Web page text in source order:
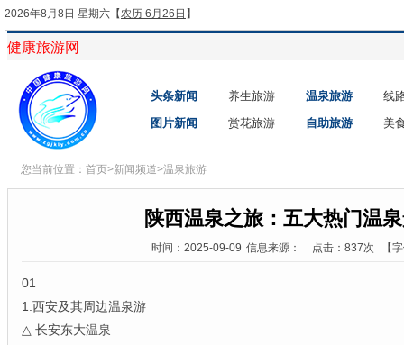
2026年8月8日 星期六 【农历 6月26日 】
健康旅游网
头条新闻 养生旅游 温泉旅游
线
图片新闻
赏花旅游 自助旅游 美
您当前位置： 首页>新闻频道>温泉旅游
陕西温泉之旅：五大热门温
时间：2025-09-09 信息来源： 点击：837次 【
01
1.西安及其周边温泉游
△ 长安东大温泉